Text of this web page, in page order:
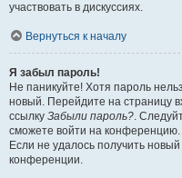
участвовать в дискуссиях.
Вернуться к началу
Я забыл пароль!
Не паникуйте! Хотя пароль
новый. Перейдите на страницу
ссылку Забыли пароль?.
сможете войти на конференцию.
Если не удалось получить
конференции.